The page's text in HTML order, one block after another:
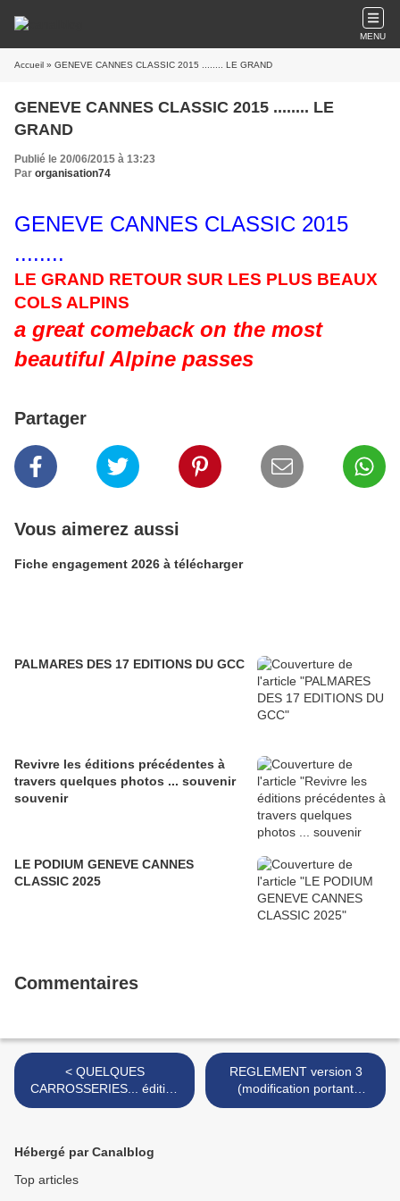
MENU
Accueil » GENEVE CANNES CLASSIC 2015 ........ LE GRAND
GENEVE CANNES CLASSIC 2015 ........ LE
GRAND
Publié le 20/06/2015 à 13:23
Par organisation74
GENEVE CANNES CLASSIC 2015
........
LE GRAND RETOUR SUR LES PLUS BEAUX
COLS ALPINS
a great comeback on the most
beautiful Alpine passes
Partager
Vous aimerez aussi
Fiche engagement 2026 à télécharger
PALMARES DES 17 EDITIONS DU GCC
Revivre les éditions précédentes à
travers quelques photos ... souvenir
souvenir
LE PODIUM GENEVE CANNES
CLASSIC 2025
Commentaires
< QUELQUES
CARROSSERIES... édition
2014
REGLEMENT version 3
(modification portant
uniquement sur les points
Hébergé par Canalblog
Top articles